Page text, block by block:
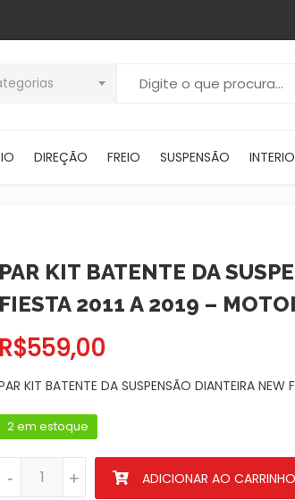
DIREÇÃO FREIO SUSPENSÃO
PAR KIT BATENTE DA
FIESTA 2011 A 2019 –
R$559,00
KIT BATENTE DA SUSPENSÃO DIANTEIRA
2 em estoque
PAR KIT BATENTE DA SUSPENSÃO
+
- ADICIONAR AO CARRINHO